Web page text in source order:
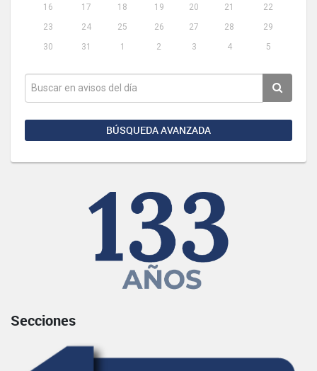
16
17 18 19 20 21
22
23
24 25 26 27 28
29
30
31 1 2 3 4 5
BÚSQUEDA AVANZADA
Secciones